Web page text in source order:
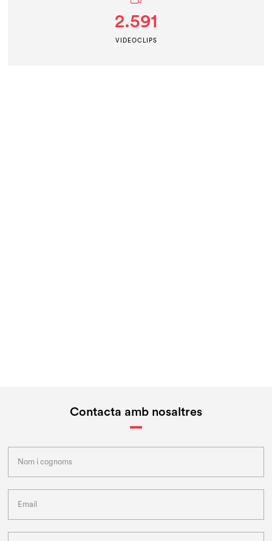
2.591
VIDEOCLIPS
Contacta amb nosaltres